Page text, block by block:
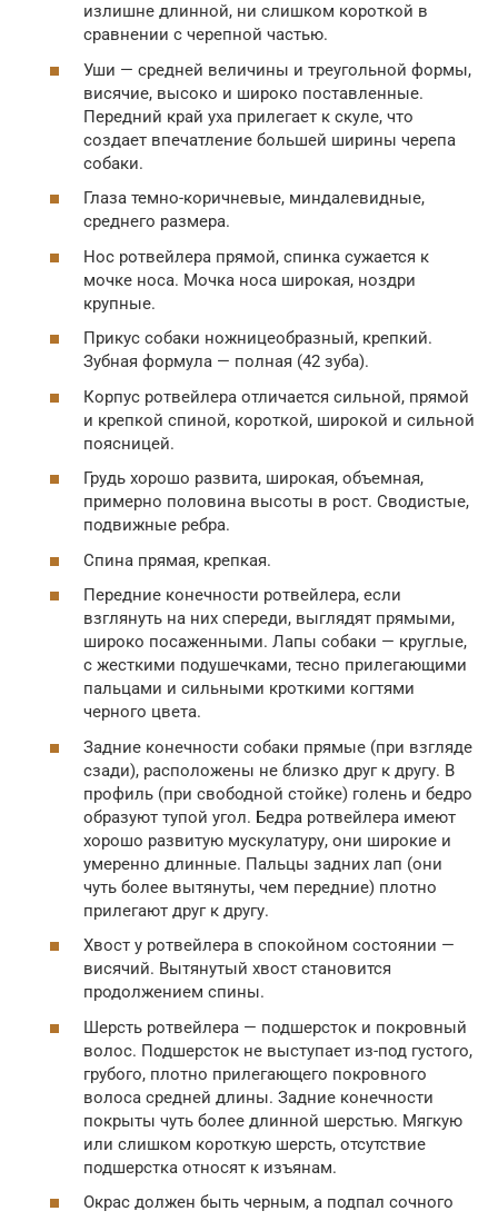
излишне длинной, ни слишком короткой в
сравнении с черепной частью.
Уши — средней величины и треугольной формы,
висячие, высоко и широко поставленные.
Передний край уха прилегает к скуле, что
создает впечатление большей ширины черепа
собаки.
Глаза темно-коричневые, миндалевидные,
среднего размера.
Нос ротвейлера прямой, спинка сужается к
мочке носа. Мочка носа широкая, ноздри
крупные.
Прикус собаки ножницеобразный, крепкий.
Зубная формула — полная (42 зуба).
Корпус ротвейлера отличается сильной, прямой
и крепкой спиной, короткой, широкой и сильной
поясницей.
Грудь хорошо развита, широкая, объемная,
примерно половина высоты в рост. Сводистые,
подвижные ребра.
Спина прямая, крепкая.
Передние конечности ротвейлера, если
взглянуть на них спереди, выглядят прямыми,
широко посаженными. Лапы собаки — круглые,
с жесткими подушечками, тесно прилегающими
пальцами и сильными кроткими когтями
черного цвета.
Задние конечности собаки прямые (при взгляде
сзади), расположены не близко друг к другу. В
профиль (при свободной стойке) голень и бедро
образуют тупой угол. Бедра ротвейлера имеют
хорошо развитую мускулатуру, они широкие и
умеренно длинные. Пальцы задних лап (они
чуть более вытянуты, чем передние) плотно
прилегают друг к другу.
Хвост у ротвейлера в спокойном состоянии —
висячий. Вытянутый хвост становится
продолжением спины.
Шерсть ротвейлера — подшерсток и покровный
волос. Подшерсток не выступает из-под густого,
грубого, плотно прилегающего покровного
волоса средней длины. Задние конечности
покрыты чуть более длинной шерстью. Мягкую
или слишком короткую шерсть, отсутствие
подшерстка относят к изъянам.
Окрас должен быть черным, а подпал сочного